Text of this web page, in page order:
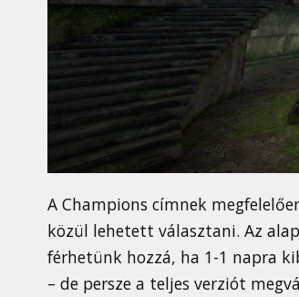
A Champions címnek
közül lehetett választani. Az
férhetünk hozzá, ha 1-1 napra
– de persze a teljes verziót